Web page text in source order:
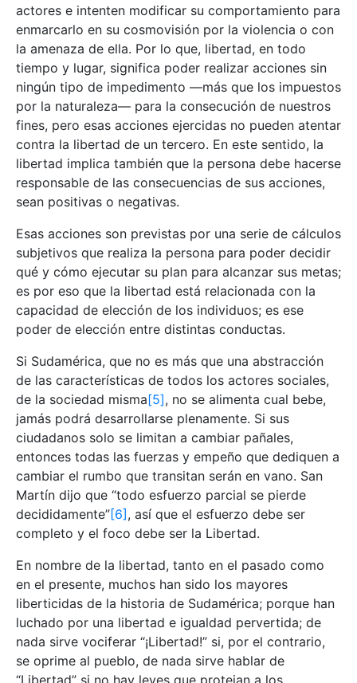
actores e intenten modificar su comportamiento para
enmarcarlo en su cosmovisión por la violencia o con
la amenaza de ella. Por lo que, libertad, en todo
tiempo y lugar, significa poder realizar acciones sin
ningún tipo de impedimento —más que los impuestos
por la naturaleza— para la consecución de nuestros
fines, pero esas acciones ejercidas no pueden atentar
contra la libertad de un tercero. En este sentido, la
libertad implica también que la persona debe hacerse
responsable de las consecuencias de sus acciones,
sean positivas o negativas.
Esas acciones son previstas por una serie de cálculos
subjetivos que realiza la persona para poder decidir
qué y cómo ejecutar su plan para alcanzar sus metas;
es por eso que la libertad está relacionada con la
capacidad de elección de los individuos; es ese
poder de elección entre distintas conductas.
Si Sudamérica, que no es más que una abstracción
de las características de todos los actores sociales,
de la sociedad misma[5], no se alimenta cual bebe,
jamás podrá desarrollarse plenamente. Si sus
ciudadanos solo se limitan a cambiar pañales,
entonces todas las fuerzas y empeño que dediquen a
cambiar el rumbo que transitan serán en vano. San
Martín dijo que “todo esfuerzo parcial se pierde
decididamente”[6], así que el esfuerzo debe ser
completo y el foco debe ser la Libertad.
En nombre de la libertad, tanto en el pasado como
en el presente, muchos han sido los mayores
liberticidas de la historia de Sudamérica; porque han
luchado por una libertad e igualdad pervertida; de
nada sirve vociferar “¡Libertad!” si, por el contrario,
se oprime al pueblo, de nada sirve hablar de
“Libertad” si no hay leyes que protejan a los